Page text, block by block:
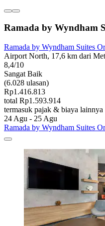
Ramada by Wyndham
Ramada by Wyndham Suites
Airport North, 17,6 km dari
8,4/10
Sangat Baik
(6.028 ulasan)
Rp1.416.813
total Rp1.593.914
termasuk pajak & biaya lainnya
24 Agu - 25 Agu
Ramada by Wyndham Suites